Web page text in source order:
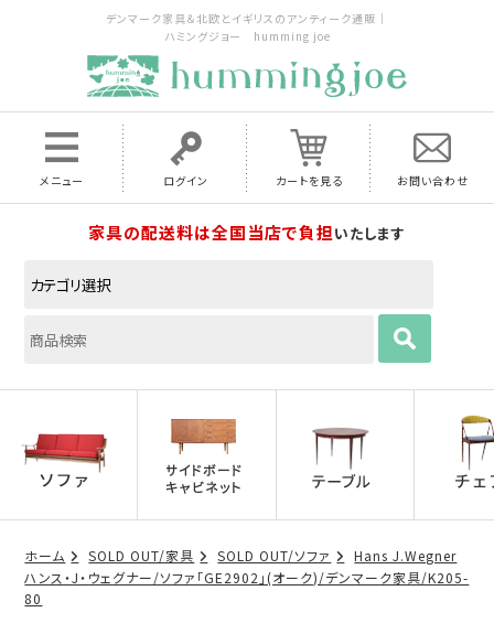
デンマーク家具＆北欧とイギリスのアンティーク通販｜
ハミングジョー humming joe
メニュー ログイン カートを見る お問い合わせ
家具の配送料は全国当店で負担いたします
ホーム SOLD OUT/家具 SOLD OUT/ソファ
Hans J.Wegner
ハンス・J・ウェグナー/ソファ「GE2902」(オーク)/デンマーク家具/K205-
80